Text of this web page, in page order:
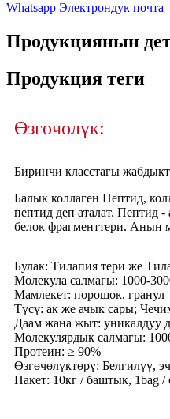
Whatsapp Электрондук почта
Продукциянын
Продукция теги
Өзгөчөлүк:
Биринчи класстагы
Балык коллаген Пептид,
пептид деп аталат. Пептид
белок фрагменттери. Анын
Булак: Тилапия тери же
Молекула салмагы: 1000-
Мамлекет: порошок, гранул
Түсү: ак же ачык сары;
Даам жана жыт: уникалдуу
Молекулярдык салмагы:
Протеин: ≥ 90%
Өзгөчөлүктөрү: Белгилүү,
Пакет: 10кг / баштык, 1bag